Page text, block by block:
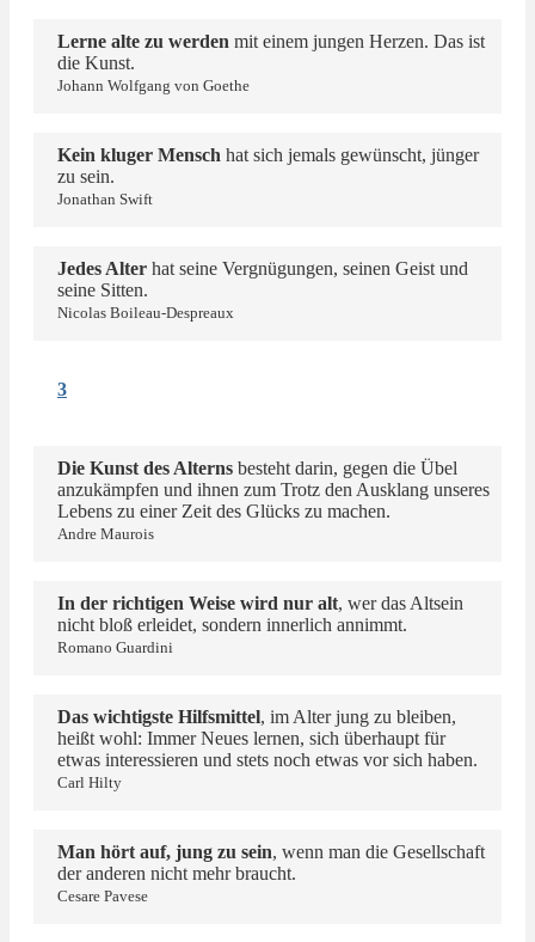
Lerne alte zu werden mit einem jungen Herzen. Das ist
die Kunst.
Johann Wolfgang von Goethe
Kein kluger Mensch hat sich jemals gewünscht, jünger
zu sein.
Jonathan Swift
Jedes Alter hat seine Vergnügungen, seinen Geist und
seine Sitten.
Nicolas Boileau-Despreaux
3
Die Kunst des Alterns besteht darin, gegen die Übel
anzukämpfen und ihnen zum Trotz den Ausklang unseres
Lebens zu einer Zeit des Glücks zu machen.
Andre Maurois
In der richtigen Weise wird nur alt, wer das Altsein
nicht bloß erleidet, sondern innerlich annimmt.
Romano Guardini
Das wichtigste Hilfsmittel, im Alter jung zu bleiben,
heißt wohl: Immer Neues lernen, sich überhaupt für
etwas interessieren und stets noch etwas vor sich haben.
Carl Hilty
Man hört auf, jung zu sein, wenn man die Gesellschaft
der anderen nicht mehr braucht.
Cesare Pavese